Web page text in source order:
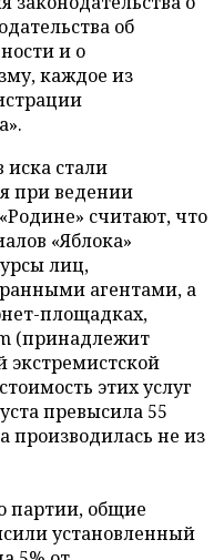
об
и о
каждое из
стали
при ведении
считают, что
«Яблока»
лиц,
агентами, а
площадках,
(принадлежит
этих услуг
превысила 55
производилась не из
партии, общие
установленный